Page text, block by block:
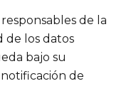
de la
de los datos
bajo su
de